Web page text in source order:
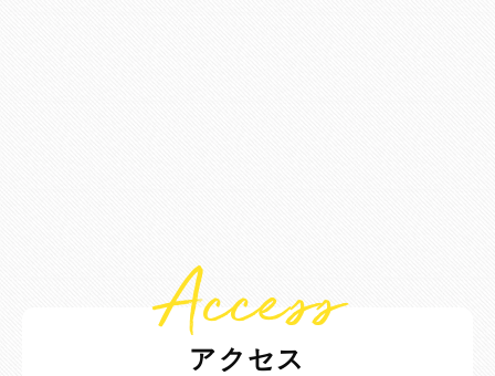
Access
アクセス